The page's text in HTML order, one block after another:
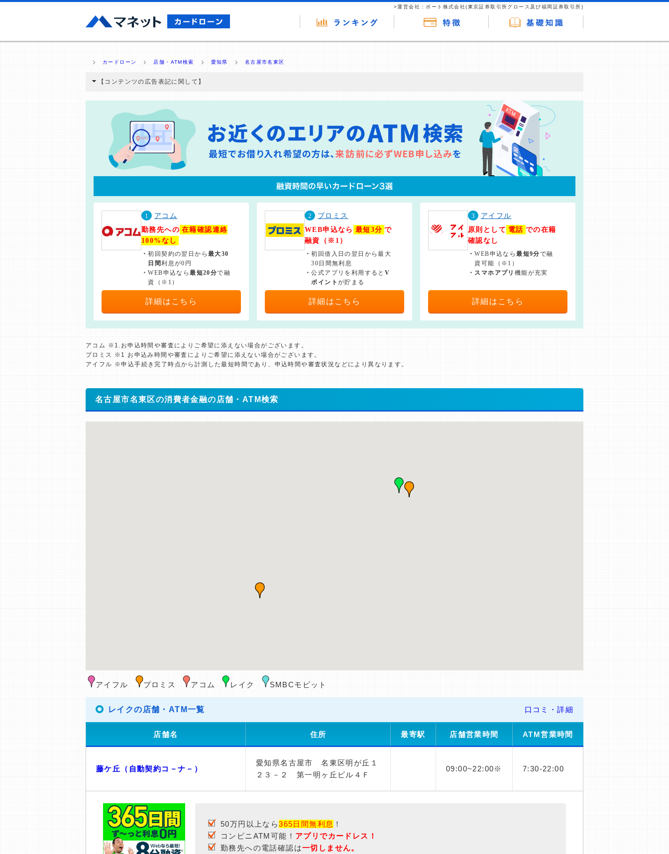
>運営会社：ポート株式会社(東京証券取引所グロース及び福岡証券取引所)
カードローン 店舗・ATM検索 愛知県 名古屋市名東区
【コンテンツの広告表記に関して】
と弊社に対して企業から紹介報酬が支払われるという収益モデルです。 ただし、特定の商品を根拠なくPRするものではなく、当編集部の調査／ユーザーへの口コ
ミ収集などに基づき、公平性を担保した情報提供を行っています。
>提携企業一覧
1
アコム
勤務先への 在籍確認連絡
100%なし
・初回契約の翌日から最大30
日間利息が0円
・WEB申込なら最短20分で融
資（※1）
詳細はこちら
2
プロミス
WEB申込なら 最短3分 で
融資（※1）
・初回借入日の翌日から最大
30日間無利息
・公式アプリを利用すると V
ポイントが貯まる
詳細はこちら
3
アイフル
原則として 電話 での在籍
確認なし
・WEB申込なら最短9分で融
資可能（※1）
・ スマホアプリ 機能が充実
詳細はこちら
アコム ※1.お申込時間や審査によりご希望に添えない場合がございます。
プロミス ※1 お申込み時間や審査によりご希望に添えない場合がございます。
アイフル ※申込手続き完了時点から計測した最短時間であり、申込時間や審査状況などにより異なります。
名古屋市名東区の消費者金融の店舗・ATM検索
アイフル プロミス アコム レイク SMBCモビット
レイクの店舗・ATM一覧 口コミ・詳細
店舗名 住所 最寄駅 店舗営業時間 ATM営業時間
藤ケ丘（自動契約コ－ナ－）
愛知県名古屋市 名東区明が丘１
２３－２ 第一明ヶ丘ビル４Ｆ
09:00~22:00※ 7:30-22:00
50万円以上なら365日間無利息 ！
コンビニATM可能！ アプリでカードレス！
勤務先への電話確認は一切しません。